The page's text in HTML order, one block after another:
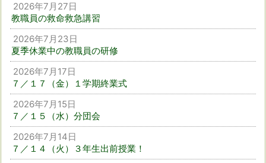
2026年7月27日
教職員の救命救急講習
2026年7月23日
夏季休業中の教職員の研修
2026年7月17日
７／１７（金）１学期終業式
2026年7月15日
７／１５（水）分団会
2026年7月14日
７／１４（火）３年生出前授業！